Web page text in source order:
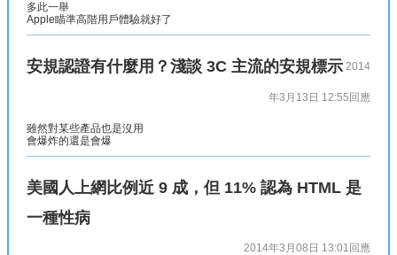
多此一舉
Apple瞄準高階用戶體驗就好了
安規認證有什麼用？淺談 3C 主流的安規標示 2014
年3月13日 12:55 回應
雖然對某些產品也是沒用
會爆炸的還是會爆
美國人上網比例近 9 成，但 11% 認為 HTML 是
一種性病
2014年3月08日 13:01 回應